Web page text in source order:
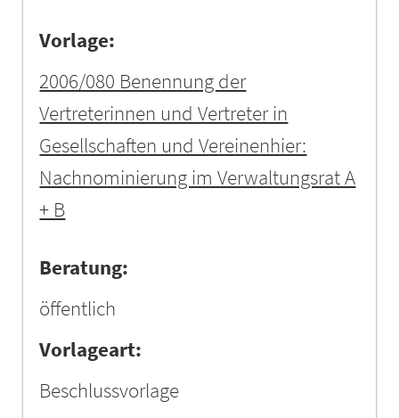
Vorlage:
2006/080 Benennung der
Vertreterinnen und Vertreter in
Gesellschaften und Vereinenhier:
Nachnominierung im Verwaltungsrat A
+ B
Beratung:
öffentlich
Vorlageart:
Beschlussvorlage